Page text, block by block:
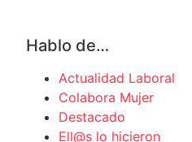
Hablo de…
Actualidad Laboral
Colabora Mujer
Destacado
Ell@s lo hicieron